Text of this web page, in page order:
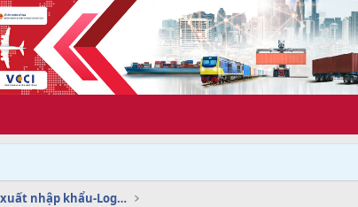
Dịch vụ doanh nghiệp xuất nhập khẩu-Logistics